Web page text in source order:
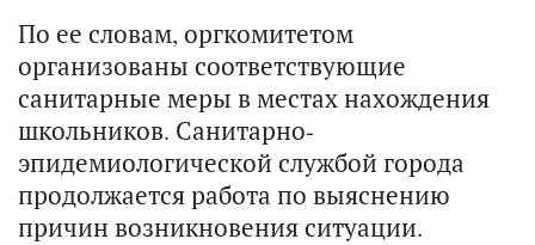
По ее словам, оргкомитетом
организованы соответствующие
санитарные меры в местах нахождения
школьников. Санитарно-
эпидемиологической службой города
продолжается работа по выяснению
причин возникновения ситуации.